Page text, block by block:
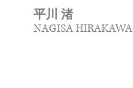
平川 渚
NAGISA HIRAKAWA